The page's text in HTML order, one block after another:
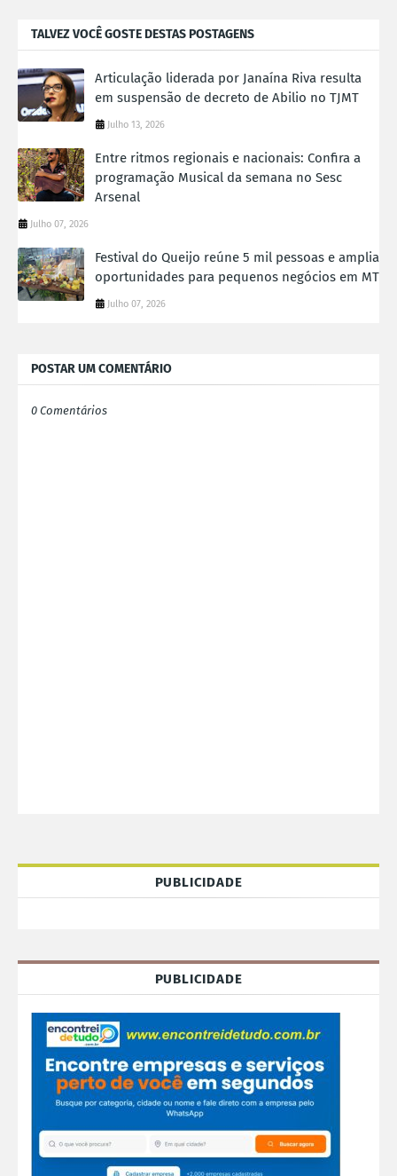
TALVEZ VOCÊ GOSTE DESTAS POSTAGENS
Articulação liderada por Janaína Riva resulta
em suspensão de decreto de Abilio no TJMT
Julho 13, 2026
Entre ritmos regionais e nacionais: Confira a
programação Musical da semana no Sesc
Arsenal
Julho 07, 2026
Festival do Queijo reúne 5 mil pessoas e amplia
oportunidades para pequenos negócios em MT
Julho 07, 2026
POSTAR UM COMENTÁRIO
0 Comentários
PUBLICIDADE
PUBLICIDADE